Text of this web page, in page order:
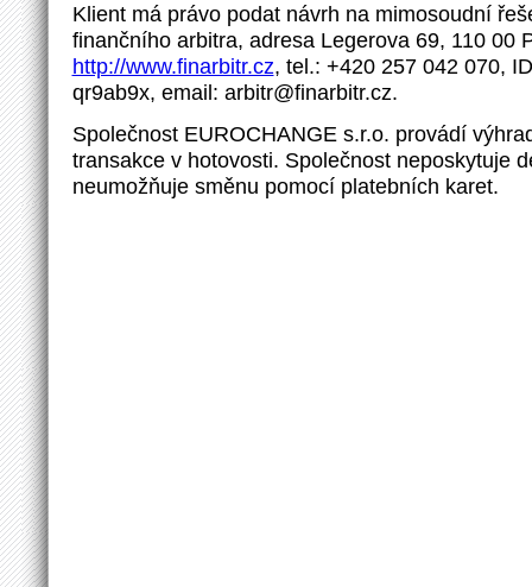
Klient má právo podat návrh na mimosoudní
finančního arbitra, adresa Legerova 69, 110 00
http://www.finarbitr.cz, tel.: +420 257 042 070,
qr9ab9x, email: arbitr@finarbitr.cz.
Společnost EUROCHANGE s.r.o. provádí
transakce v hotovosti. Společnost neposkytuje
neumožňuje směnu pomocí platebních karet.